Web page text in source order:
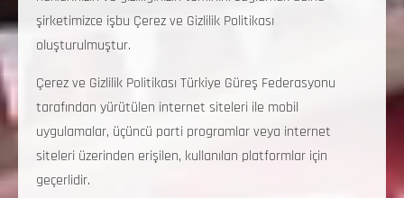
şirketimizce işbu Çerez ve Gizlilik Politikası
oluşturulmuştur.
Çerez ve Gizlilik Politikası Türkiye Güreş Federasyonu
tarafından yürütülen internet siteleri ile mobil
uygulamalar, üçüncü parti programlar veya internet
siteleri üzerinden erişilen, kullanılan platformlar için
geçerlidir.